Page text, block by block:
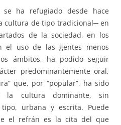
ha refugiado desde hace
cultura de tipo tradicional─ en
de la sociedad, en los
el uso de las gentes menos
ámbitos, ha podido seguir
predominantemente oral,
que, por “popular”, ha sido
la cultura dominante, sin
urbana y escrita. Puede
el refrán es la cita del que